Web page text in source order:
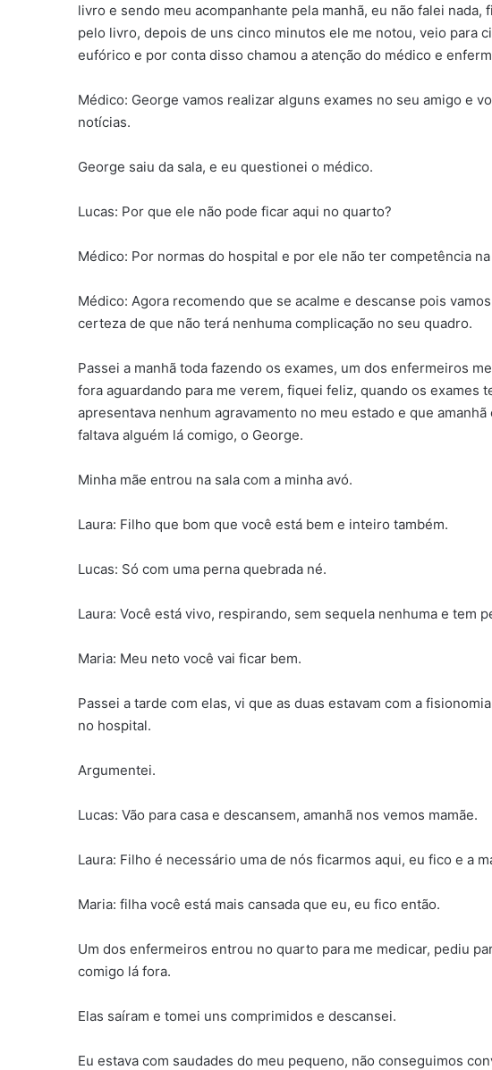
livro e sendo meu acompanhante pela manhã, eu não falei
pelo livro, depois de uns cinco minutos ele me notou, veio para
eufórico e por conta disso chamou a atenção do médico e
Médico: George vamos realizar alguns exames no seu amigo e
notícias.
George saiu da sala, e eu questionei o médico.
Lucas: Por que ele não pode ficar aqui no quarto?
Médico: Por normas do hospital e por ele não ter competência
Médico: Agora recomendo que se acalme e descanse pois
certeza de que não terá nenhuma complicação no seu quadro.
Passei a manhã toda fazendo os exames, um dos enfermeiros
fora aguardando para me verem, fiquei feliz, quando os exames
apresentava nenhum agravamento no meu estado e que
faltava alguém lá comigo, o George.
Minha mãe entrou na sala com a minha avó.
Laura: Filho que bom que você está bem e inteiro também.
Lucas: Só com uma perna quebrada né.
Laura: Você está vivo, respirando, sem sequela nenhuma e tem
Maria: Meu neto você vai ficar bem.
Passei a tarde com elas, vi que as duas estavam com a
no hospital.
Argumentei.
Lucas: Vão para casa e descansem, amanhã nos vemos mamãe.
Laura: Filho é necessário uma de nós ficarmos aqui, eu fico e a
Maria: filha você está mais cansada que eu, eu fico então.
Um dos enfermeiros entrou no quarto para me medicar, pediu
comigo lá fora.
Elas saíram e tomei uns comprimidos e descansei.
Eu estava com saudades do meu pequeno, não conseguimos